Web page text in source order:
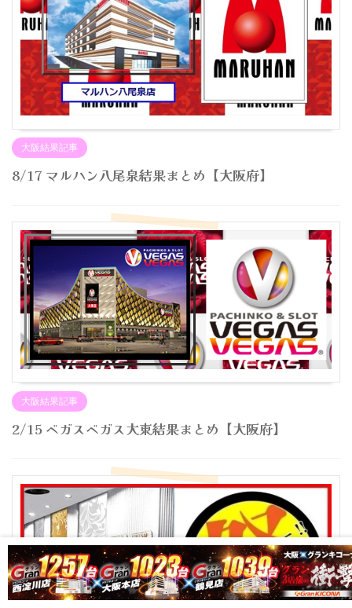
大阪結果記事
8/17 マルハン八尾泉結果まとめ【大阪府】
大阪結果記事
2/15 ベガスベガス大東結果まとめ【大阪府】